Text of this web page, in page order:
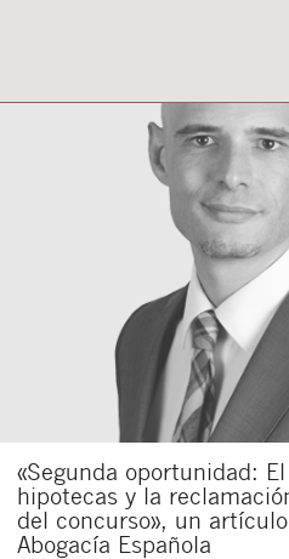
«Segunda oportunidad:
hipotecas y la
del concurso», un
Abogacía Española